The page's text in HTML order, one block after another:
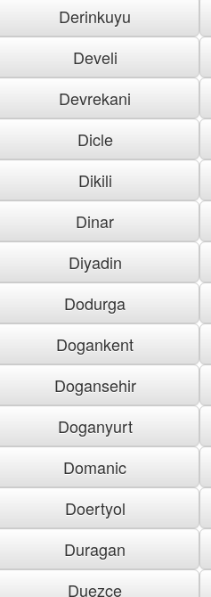
Derinkuyu
Develi
Devrekani
Dicle
Dikili
Dinar
Diyadin
Dodurga
Dogankent
Dogansehir
Doganyurt
Domanic
Doertyol
Duragan
Duezce